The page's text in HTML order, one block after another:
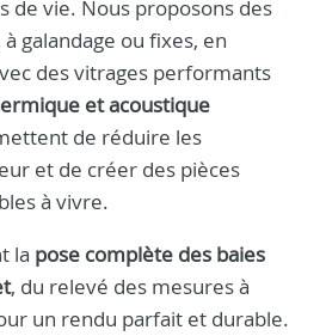
de vie. Nous proposons des
galandage ou fixes, en
des vitrages performants
et acoustique
de réduire les
et de créer des pièces
à vivre.
la pose complète des baies
, du relevé des mesures à
un rendu parfait et durable.